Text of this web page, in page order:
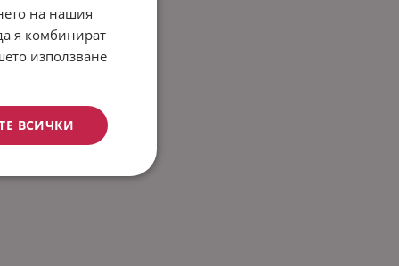
на нашия
я комбинират
използване
ВСИЧКИ